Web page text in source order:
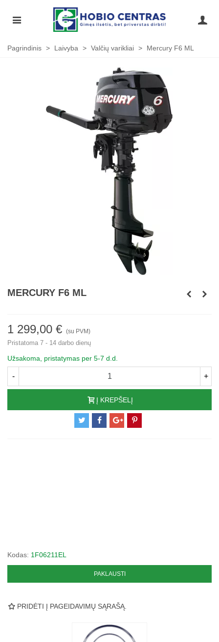
Pagrindinis > Laivyba > Valčių varikliai > Mercury F6 ML
MERCURY F6 ML
1 299,00 € (su PVM)
Pristatoma 7 - 14 darbo dienų
Užsakoma, pristatymas per 5-7 d.d.
- +
Į KREPŠELĮ
Kodas: 1F06211EL
PAKLAUSTI
PRIDĖTI Į PAGEIDAVIMŲ SĄRAŠĄ.